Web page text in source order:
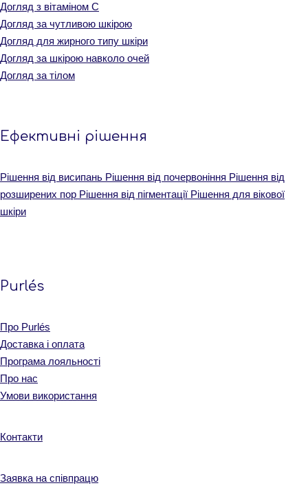
Догляд з вітаміном С
Догляд за чутливою шкірою
Догляд для жирного типу шкіри
Догляд за шкірою навколо очей
Догляд за тілом
Ефективні рішення
Рішення від висипань Рішення від почервоніння Рішення від
розширених пор Рішення від пігментації Рішення для вікової
шкіри
Purlés
Про Purlés
Доставка і оплата
Програма лояльності
Про нас
Умови використання
Контакти
Заявка на співпрацю